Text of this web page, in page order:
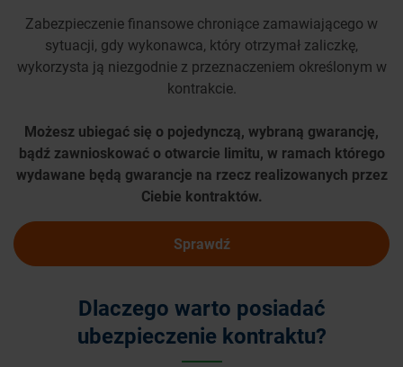
Zabezpieczenie finansowe chroniące zamawiającego w
sytuacji, gdy wykonawca, który otrzymał zaliczkę,
wykorzysta ją niezgodnie z przeznaczeniem określonym w
kontrakcie.
Możesz ubiegać się o pojedynczą, wybraną gwarancję,
bądź zawnioskować o otwarcie limitu, w ramach którego
wydawane będą gwarancje na rzecz realizowanych przez
Ciebie kontraktów.
Sprawdź
Dlaczego warto posiadać
ubezpieczenie kontraktu?